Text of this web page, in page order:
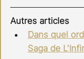
Autres articles
Dans quel
Saga de